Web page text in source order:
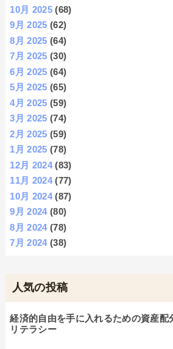
10月 2025 (68)
9月 2025 (62)
8月 2025 (64)
7月 2025 (30)
6月 2025 (64)
5月 2025 (65)
4月 2025 (59)
3月 2025 (74)
2月 2025 (59)
1月 2025 (78)
12月 2024(83)
11月 2024(77)
10月 2024(87)
9月 2024(80)
8月 2024(78)
7月 2024(38)
人気の投稿
経済的自由を手に入れるための資産配
リテラシー